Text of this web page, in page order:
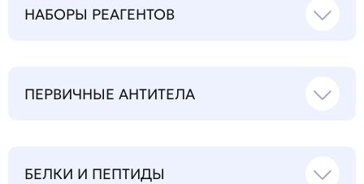
НАБОРЫ РЕАГЕНТОВ
ПЕРВИЧНЫЕ АНТИТЕЛА
БЕЛКИ И ПЕПТИДЫ